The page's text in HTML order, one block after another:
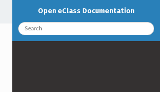
Open eClass Documentation